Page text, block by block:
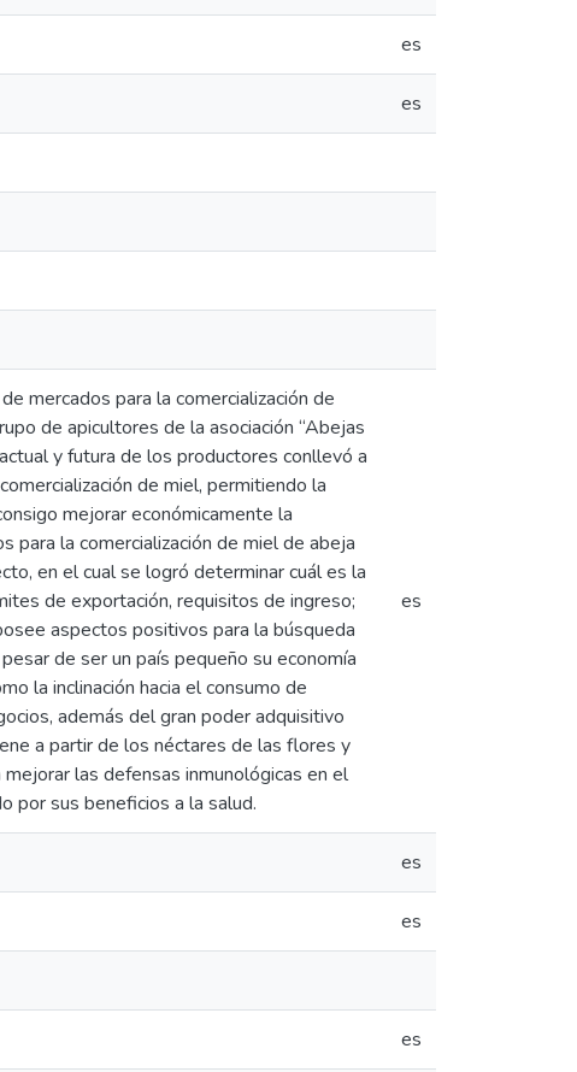
es
es
mercados para la comercialización de
de apicultores de la asociación “Abejas
y futura de los productores conllevó a
de miel, permitiendo la
mejorar económicamente la
para la comercialización de miel de abeja
en el cual se logró determinar cuál es la
de exportación, requisitos de ingreso;
aspectos positivos para la búsqueda
de ser un país pequeño su economía
la inclinación hacia el consumo de
además del gran poder adquisitivo
a partir de los néctares de las flores y
las defensas inmunológicas en el
por sus beneficios a la salud.
es
es
es
es